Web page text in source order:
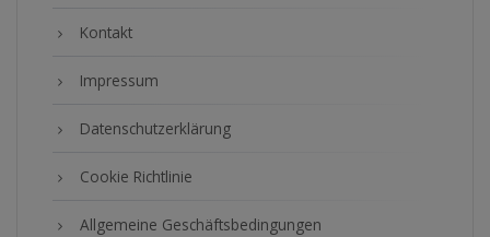
Kontakt
Impressum
Datenschutzerklärung
Cookie Richtlinie
Allgemeine Geschäftsbedingungen